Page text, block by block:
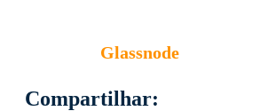
Glassnode
Compartilhar: